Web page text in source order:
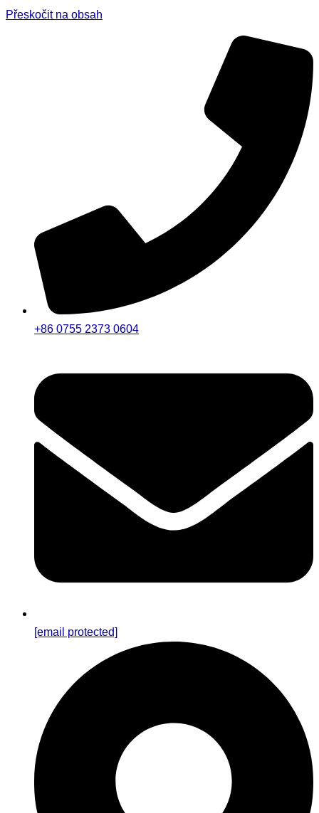
Přeskočit na obsah
+86 0755 2373 0604
[email protected]